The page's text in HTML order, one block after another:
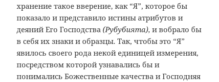
хранение такое вверение, как “Я”, которое бы
показало и представило истины атрибутов и
деяний Его Господства(Рубубията), и вобрало бы
в себя их знаки и образцы. Так, чтобы это “Я”
явилось своего рода некой единицей измерения,
посредством которой узнавались бы и
понимались Божественные качества и Господняя